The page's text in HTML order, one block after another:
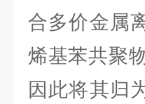
合多价金属
烯基苯共聚
因此将其归